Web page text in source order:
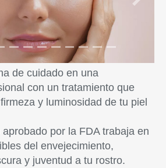
Next
de cuidado en una
con un tratamiento que
y luminosidad de tu piel
por la FDA trabaja en
del envejecimiento,
y juventud a tu rostro.